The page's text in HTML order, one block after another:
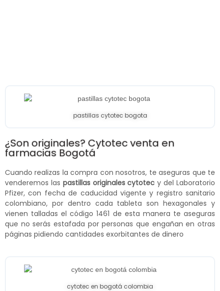
pastillas cytotec bogota
¿Son originales? Cytotec venta en
farmacias Bogotá
Cuando realizas la compra con nosotros, te aseguras que te
venderemos las pastillas originales cytotec y del Laboratorio
Pfizer, con fecha de caducidad vigente y registro sanitario
colombiano, por dentro cada tableta son hexagonales y
vienen talladas el código 1461 de esta manera te aseguras
que no serás estafada por personas que engañan en otras
páginas pidiendo cantidades exorbitantes de dinero
cytotec en bogotá colombia